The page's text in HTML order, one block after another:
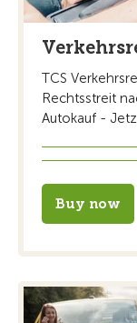
TCS
Rechtsstreit
Autokauf -
Buy now